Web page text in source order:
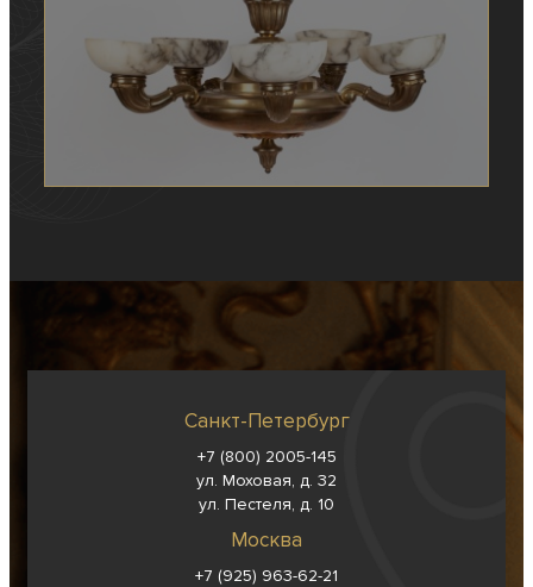
Санкт-Петербург
+7 (800) 2005-145
ул. Моховая, д. 32
ул. Пестеля, д. 10
Москва
+7 (925) 963-62-21